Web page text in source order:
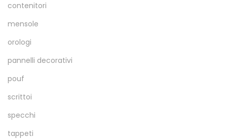
contenitori
mensole
orologi
pannelli decorativi
pouf
scrittoi
specchi
tappeti